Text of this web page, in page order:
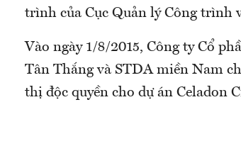
trình của Cục Quản lý Công trình
Vào ngày 1/8/2015, Công ty Cổ
Tân Thắng và STDA miền Nam
thị độc quyền cho dự án Celadon